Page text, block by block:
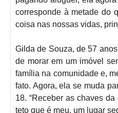
corresponde à metade do
coisa nas nossas vidas,
Gilda de Souza, de 57
de morar em um imóvel
família na comunidade e,
fato. Agora, ela se muda
18. “Receber as chaves
teto que é meu, um lugar